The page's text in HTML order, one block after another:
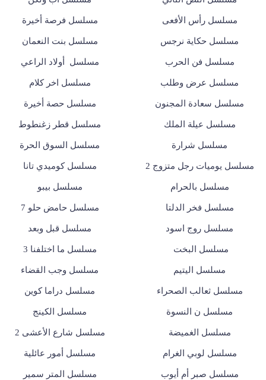
مسلسل رأس الأفعى مسلسل فرصة أخيرة
مسلسل حكاية نرجس مسلسل بنت النعمان
مسلسل فن الحرب مسلسل أولاد الراعي
مسلسل عرض وطلب مسلسل اخر كلام
مسلسل سعادة المجنون مسلسل حصة أخيرة
مسلسل عيلة الملك مسلسل قطر زغنطوط
مسلسل شرارة مسلسل السوق الحرة
مسلسل يوميات رجل متزوج 2 مسلسل كوميدي تانا
مسلسل بالحرام مسلسل بيبو
مسلسل فخر الدلتا مسلسل حامض حلو 7
مسلسل روج اسود مسلسل قبل وبعد
مسلسل البخت مسلسل ما اختلفنا 3
مسلسل اليتيم مسلسل وجب القضاء
مسلسل ثعالب الصحراء مسلسل دراما كوين
مسلسل ن النسوة مسلسل الكينج
مسلسل الغميضة مسلسل شارع الأعشى 2
مسلسل لوبي الغرام مسلسل أمور عائلية
مسلسل صبر أم أيوب مسلسل المتر سمير